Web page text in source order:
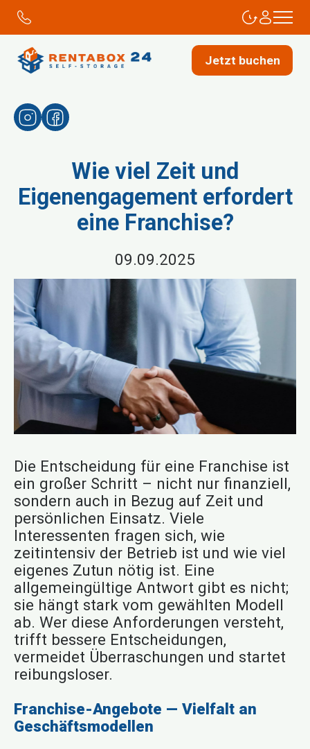
Jetzt buchen
Wie viel Zeit und
Eigenengagement erfordert
eine Franchise?
09.09.2025
Die Entscheidung für eine Franchise ist
ein großer Schritt – nicht nur finanziell,
sondern auch in Bezug auf Zeit und
persönlichen Einsatz. Viele
Interessenten fragen sich, wie
zeitintensiv der Betrieb ist und wie viel
eigenes Zutun nötig ist. Eine
allgemeingültige Antwort gibt es nicht;
sie hängt stark vom gewählten Modell
ab. Wer diese Anforderungen versteht,
trifft bessere Entscheidungen,
vermeidet Überraschungen und startet
reibungsloser.
Franchise-Angebote — Vielfalt an
Geschäftsmodellen